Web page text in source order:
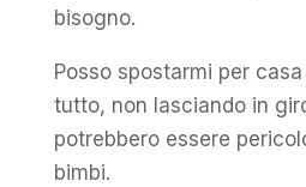
bisogno.
Posso spostarmi per
tutto, non lasciando in
potrebbero essere
bimbi.